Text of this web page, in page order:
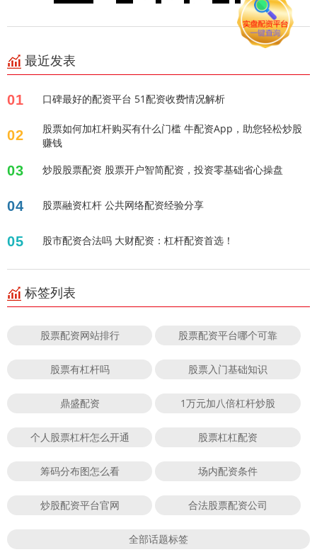
最近发表
01 口碑最好的配资平台 51配资收费情况解析
02
股票如何加杠杆购买有什么门槛 牛配资App，助您轻松炒股
赚钱
03 炒股股票配资 股票开户智简配资，投资零基础省心操盘
04 股票融资杠杆 公共网络配资经验分享
05 股市配资合法吗 大财配资：杠杆配资首选！
标签列表
股票配资网站排行 股票配资平台哪个可靠
股票有杠杆吗 股票入门基础知识
鼎盛配资 1万元加八倍杠杆炒股
个人股票杠杆怎么开通 股票杠杠配资
筹码分布图怎么看 场内配资条件
炒股配资平台官网 合法股票配资公司
全部话题标签